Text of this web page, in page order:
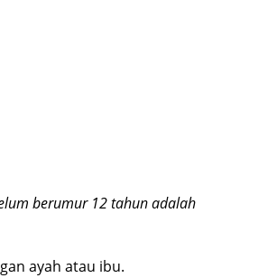
berumur 12 tahun adalah
ayah atau ibu.